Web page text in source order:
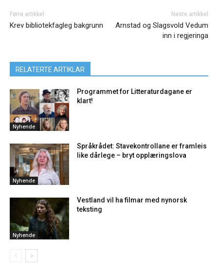
Førre artikkel
Krev bibliotekfagleg bakgrunn
Neste artikkel
Arnstad og Slagsvold Vedum
inn i regjeringa
RELATERTE ARTIKLAR
Nyhende
Programmet for Litteraturdagane er
klart!
Nyhende
Språkrådet: Stavekontrollane er framleis
like dårlege – bryt opplæringslova
Nyhende
Vestland vil ha filmar med nynorsk
teksting